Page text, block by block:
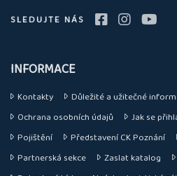
SLEDUJTE NÁS
INFORMACE
Kontakty
Důležité a užitečné
Ochrana osobních údajů
Jak se
Pojištění
Představení CK Poznání
Partnerská sekce
Zaslat katalog